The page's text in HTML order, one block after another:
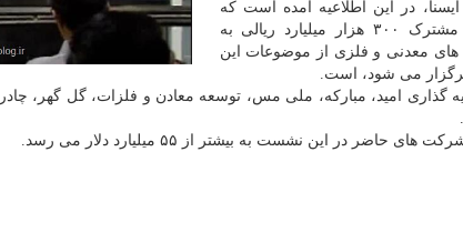
در این اطلاعیه آمده است که
تشکیل صندوق سرمایه گذاری مشترک ۳۰۰ هزار میلیارد ریالی به
معدنی و فلزی از موضوعات این
برگزار می شود، است.
امید، مبارکه، ملی مس، توسعه معادن و فلزات، گل گهر،
در این نشست به بیشتر از ۵۵ میلیارد دلار می رسد.